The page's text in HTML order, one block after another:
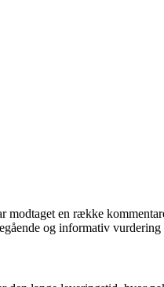
en række
og informativ